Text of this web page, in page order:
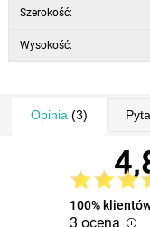
Szerokość:
Wysokość:
Opinia (3)
100%
3 ocena